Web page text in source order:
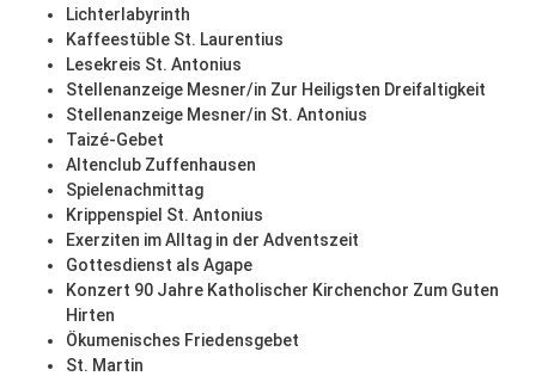
Lichterlabyrinth
Kaffeestüble St. Laurentius
Lesekreis St. Antonius
Stellenanzeige Mesner/in Zur Heiligsten Dreifaltigkeit
Stellenanzeige Mesner/in St. Antonius
Taizé-Gebet
Altenclub Zuffenhausen
Spielenachmittag
Krippenspiel St. Antonius
Exerziten im Alltag in der Adventszeit
Gottesdienst als Agape
Konzert 90 Jahre Katholischer Kirchenchor Zum Guten
Hirten
Ökumenisches Friedensgebet
St. Martin